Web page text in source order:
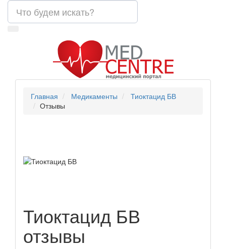
Главная Медикаменты
Тиоктацид БВ
Отзывы
Тиоктацид БВ
отзывы